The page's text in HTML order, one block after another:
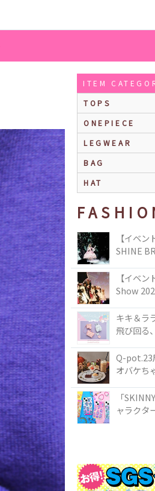
ITEM
TOPS
ONEPIECE
LEGWEAR
BAG
HAT
【イベ
SHINE
TOKYO
【イベ
Show
キキ＆ラ
飛び回る
50周年ア
たコレク
Q-pot.23
オバケち
ー」が
ゃのオバ
「
ャラクタ